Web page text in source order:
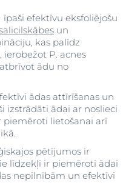
īpaši efektīvu eksfoliējošu
un
kas palīdz
P. acnes
ādu no
ādas attīrīšanas un
izstrādāti ādai ar noslieci
piemēroti lietošanai arī
pētījumos ir
līdzekļi ir piemēroti ādai
nepilnībām un efektīvi